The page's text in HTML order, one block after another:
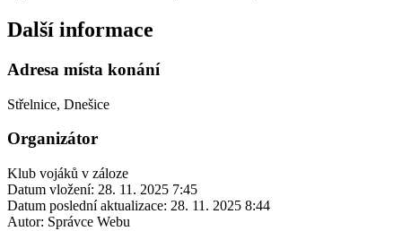
Další informace
Adresa místa konání
Střelnice, Dnešice
Organizátor
Klub vojáků v záloze
Datum vložení: 28. 11. 2025 7:45
Datum poslední aktualizace: 28. 11. 2025 8:44
Autor: Správce Webu